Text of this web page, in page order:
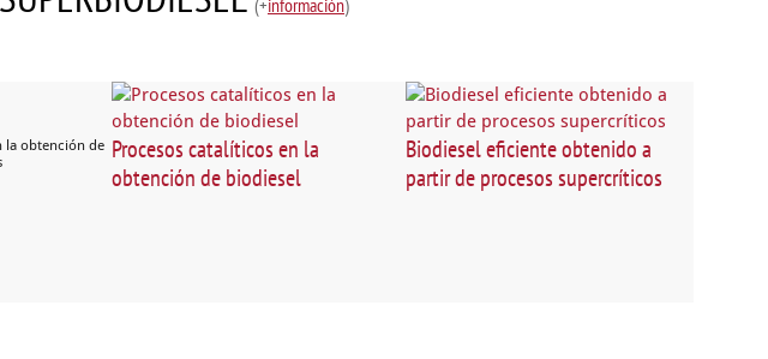
la obtención de Procesos catalíticos en la
obtención de biodiesel
Biodiesel eficiente obtenido a
partir de procesos supercríticos